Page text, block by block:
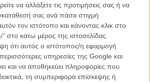
να αλλάξετε τις προτιμήσεις σας ή να
σας ανά πάσα στιγμή
τον ιστότοπο και κάνοντας κλικ στο
στο κάτω μέρος της ιστοσελίδας.
ότι αυτός ο ιστότοπος/η εφαρμογή
υπηρεσίες της Google και
και να αποθηκεύει πληροφορίες που
τη συμπεριφορά επίσκεψης ή
υπερτιμημένη. Δεν σε κάνει
πάει πουθενά η επιτυχία. Είναι
ανεβαστικό, επιφανειακό